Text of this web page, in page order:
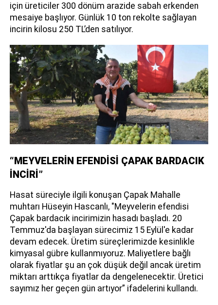
için üreticiler 300 dönüm arazide sabah erkenden
mesaiye başlıyor. Günlük 10 ton rekolte sağlayan
incirin kilosu 250 TL’den satılıyor.
“MEYVELERİN EFENDİSİ ÇAPAK BARDACIK
İNCİRİ”
Hasat süreciyle ilgili konuşan Çapak Mahalle
muhtarı Hüseyin Hascanlı, "Meyvelerin efendisi
Çapak bardacık incirimizin hasadı başladı. 20
Temmuz'da başlayan sürecimiz 15 Eylül'e kadar
devam edecek. Üretim süreçlerimizde kesinlikle
kimyasal gübre kullanmıyoruz. Maliyetlere bağlı
olarak fiyatlar şu an çok düşük değil ancak üretim
miktarı arttıkça fiyatlar da dengelenecektir. Üretici
sayımız her geçen gün artıyor” ifadelerini kullandı.